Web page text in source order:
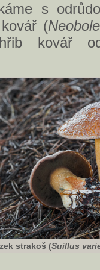
s
(
kovář
strakoš (Suillus